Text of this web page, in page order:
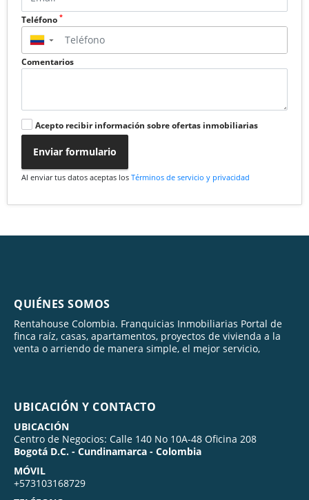
Teléfono *
▼
Comentarios
Acepto recibir información sobre ofertas inmobiliarias
Enviar formulario
Al enviar tus datos aceptas los Términos de servicio y privacidad
QUIÉNES SOMOS
Rentahouse Colombia. Franquicias Inmobiliarias Portal de
finca raíz, casas, apartamentos, proyectos de vivienda a la
venta o arriendo de manera simple, el mejor servicio,
UBICACIÓN Y CONTACTO
UBICACIÓN
Centro de Negocios: Calle 140 No 10A-48 Oficina 208
Bogotá D.C. - Cundinamarca - Colombia
MÓVIL
+573103168729